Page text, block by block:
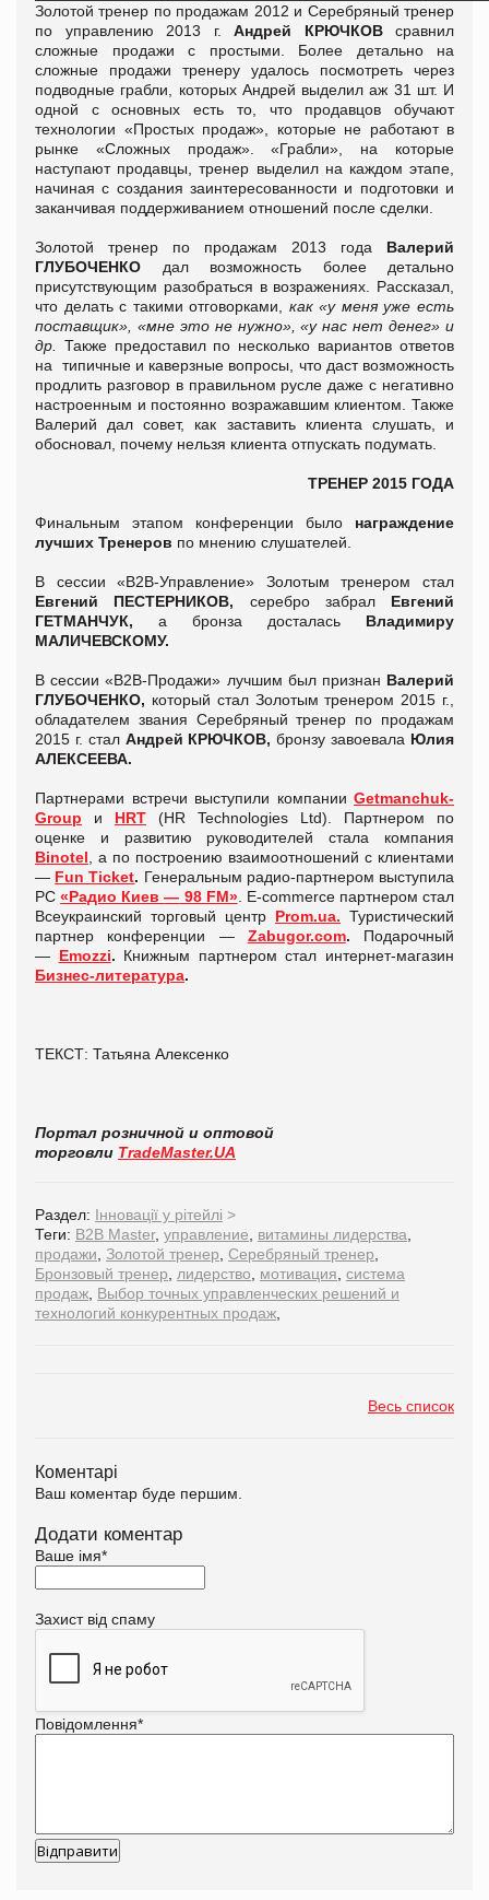
Золотой тренер по продажам 2012 и Серебряный тренер
по управлению 2013 г. Андрей КРЮЧКОВ сравнил
сложные продажи с простыми. Более детально на
сложные продажи тренеру удалось посмотреть через
подводные грабли, которых Андрей выделил аж 31 шт. И
одной с основных есть то, что продавцов обучают
технологии «Простых продаж», которые не работают в
рынке «Сложных продаж». «Грабли», на которые
наступают продавцы, тренер выделил на каждом этапе,
начиная с создания заинтересованности и подготовки и
заканчивая поддерживанием отношений после сделки.
Золотой тренер по продажам 2013 года Валерий
ГЛУБОЧЕНКО дал возможность более детально
присутствующим разобраться в возражениях. Рассказал,
что делать с такими отговорками, как «у меня уже есть
поставщик», «мне это не нужно», «у нас нет денег» и
др.
Также предоставил по несколько вариантов ответов
на типичные и каверзные вопросы, что даст возможность
продлить разговор в правильном русле даже с негативно
настроенным и постоянно возражавшим клиентом. Также
Валерий дал совет, как заставить клиента слушать, и
обосновал, почему нельзя клиента отпускать подумать.
ТРЕНЕР 2015 ГОДА
Финальным этапом конференции было награждение
лучших Тренеров по мнению слушателей.
В сессии «В2В-Управление» Золотым тренером стал
Евгений ПЕСТЕРНИКОВ, серебро забрал Евгений
ГЕТМАНЧУК, а бронза досталась Владимиру
МАЛИЧЕВСКОМУ.
В сессии «В2В-Продажи» лучшим был признан Валерий
ГЛУБОЧЕНКО, который стал Золотым тренером 2015 г.,
обладателем звания Серебряный тренер по продажам
2015 г. стал Андрей КРЮЧКОВ, бронзу завоевала Юлия
АЛЕКСЕЕВА.
Партнерами встречи выступили компании Getmanchuk-
Group
и HRT (HR Technologies Ltd). Партнером по
оценке и развитию руководителей стала компания
Binotel , а по построению взаимоотношений с клиентами
— Fun Ticket. Генеральным радио-партнером выступила
РС«Радио Киев— 98 FM». E-commerce партнером стал
Всеукраинский торговый центр Prom.ua. Туристический
партнер конференции — Zabugor.com. Подарочный
— Emozzi. Книжным партнером стал интернет-магазин
Бизнес-литература.
ТЕКСТ: Татьяна Алексенко
Портал розничной и оптовой
торговли TradeMaster.UA
Раздел: Інновації у рітейлі >
Теги: B2B Master, управление витамины лидерства
продажи
Золотой тренер Серебряный тренер
Бронзовый тренер
лидерство мотивация система
продаж Выбор точных управленческих решений и
технологий конкурентных продаж
Весь список
Коментарі
Ваш коментар буде першим.
Додати коментар
Ваше імя*
Захист від спаму
Повідомлення*